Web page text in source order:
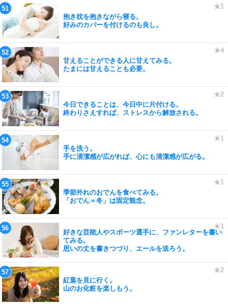
抱き枕を抱きながら寝る。
好みのカバーを付けるのも良し。
甘えることができる人に甘えてみる。
たまには甘えることも必要。
今日できることは、今日中に片付ける。
終わりさえすれば、ストレスから解放される。
手を洗う。
手に清潔感が広がれば、心にも清潔感が広がる。
季節外れのおでんを食べてみる。
「おでん＝冬」は固定観念。
好きな芸能人やスポーツ選手に、ファンレターを書い
てみる。
思いの丈を書きつづり、エールを送ろう。
紅葉を見に行く。
山のお化粧を楽しもう。